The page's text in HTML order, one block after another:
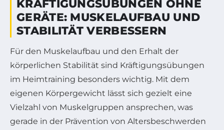
KRÄFTIGUNGSÜBUNGEN OHNE
GERÄTE: MUSKELAUFBAU UND
STABILITÄT VERBESSERN
Für den Muskelaufbau und den Erhalt der
körperlichen Stabilität sind Kräftigungsübungen
im Heimtraining besonders wichtig. Mit dem
eigenen Körpergewicht lässt sich gezielt eine
Vielzahl von Muskelgruppen ansprechen, was
gerade in der Prävention von Altersbeschwerden